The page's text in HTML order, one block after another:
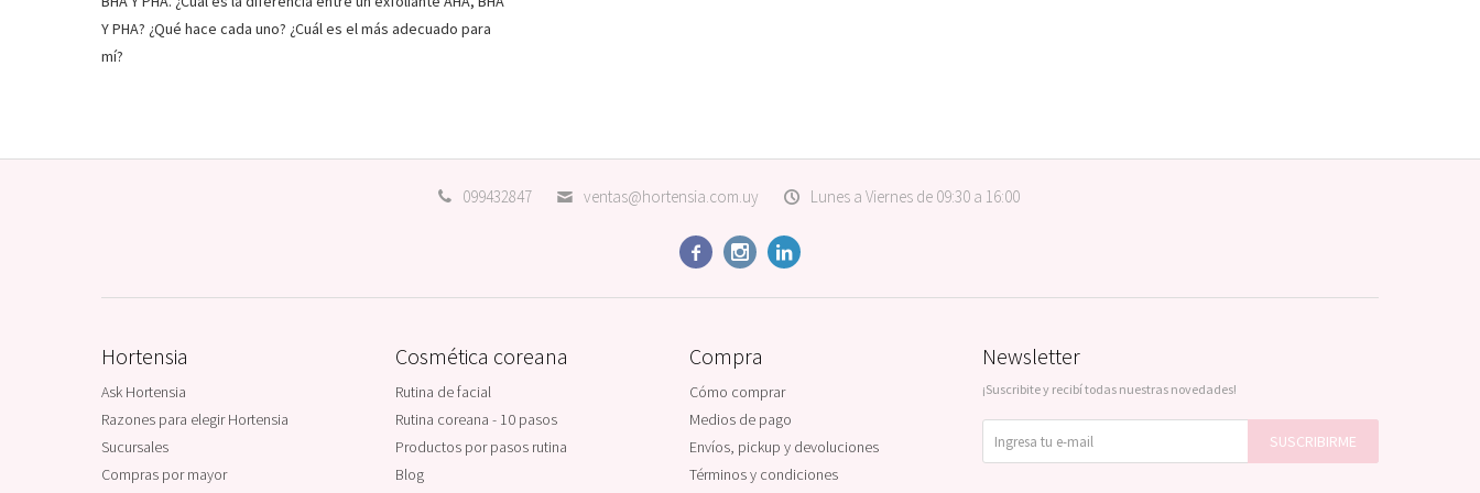
Y PHA? ¿Qué hace cada uno? ¿Cuál es el más adecuado para
mí?
099432847 ventas@hortensia.com.uy Lunes a Viernes de 09:30 a 16:00
  
Hortensia
Ask Hortensia
Razones para elegir Hortensia
Sucursales
Compras por mayor
Cosmética coreana
Rutina de facial
Rutina coreana - 10 pasos
Productos por pasos rutina
Blog
Compra
Cómo comprar
Medios de pago
Envíos, pickup y devoluciones
Términos y condiciones
Newsletter
¡Suscribite y recibí todas nuestras novedades!
SUSCRIBIRME